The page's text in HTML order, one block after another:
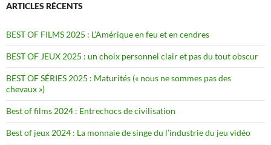
ARTICLES RÉCENTS
BEST OF FILMS 2025 : L’Amérique en feu et en cendres
BEST OF JEUX 2025 : un choix personnel clair et pas du tout obscur
BEST OF SÉRIES 2025 : Maturités (« nous ne sommes pas des
chevaux »)
Best of films 2024 : Entrechocs de civilisation
Best of jeux 2024 : La monnaie de singe du l’industrie du jeu vidéo